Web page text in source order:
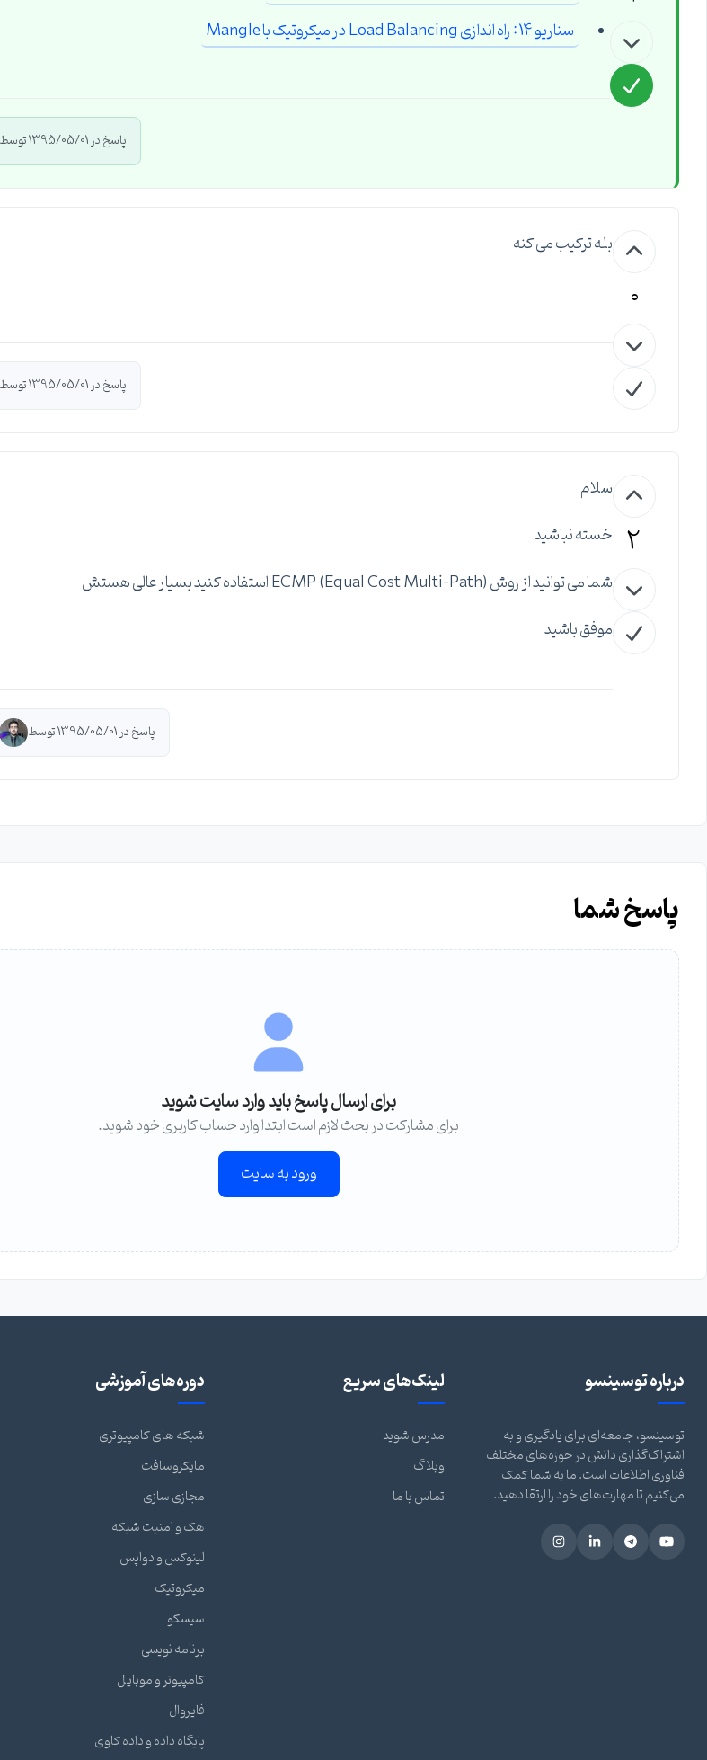
سناریو 14 : راه اندازی Load Balancing در میکروتیک با Mangle
پاسخ در 1395/05/01 توسط
0
بله ترکیب می کنه
پاسخ در 1395/05/01 توسط
2
سلام
خسته نباشید
شما می توانید از روش ECMP (Equal Cost Multi-Path) استفاده کنید بسیار عالی هستش
موفق باشید
پاسخ در 1395/05/01 توسط
پاسخ شما
برای ارسال پاسخ باید وارد سایت شوید
برای مشارکت در بحث لازم است ابتدا وارد حساب کاربری خود شوید.
ورود به سایت
درباره توسینسو
توسینسو، جامعه‌ای برای یادگیری و به
اشتراک‌گذاری دانش در حوزه‌های مختلف
فناوری اطلاعات است. ما به شما کمک
می‌کنیم تا مهارت‌های خود را ارتقا دهید.
لینک‌های سریع
مدرس شوید
وبلاگ
تماس با ما
دوره‌های آموزشی
شبکه های کامپیوتری
مایکروسافت
مجازی سازی
هک و امنیت شبکه
لینوکس و دواپس
میکروتیک
سیسکو
برنامه نویسی
کامپیوتر و موبایل
فایروال
پایگاه داده و داده کاوی